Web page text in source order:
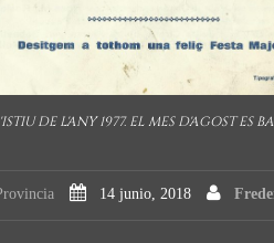
DE L'ANY 1977. EL MES D'AGOST ES
14 junio, 2018